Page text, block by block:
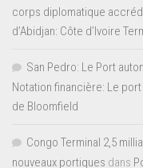
corps diplomatique
d’Abidjan: Côte d’Ivoire
San Pedro: Le Port
Notation financière: Le
de Bloomfield
Congo Terminal 2,5
nouveaux portiques dans